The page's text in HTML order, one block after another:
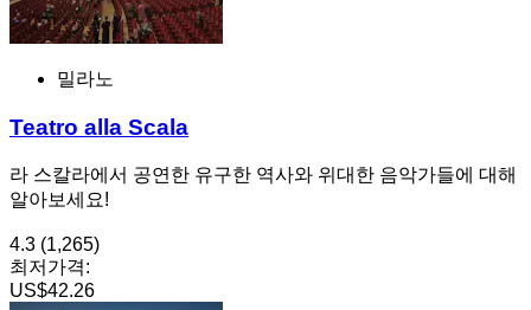
밀라노
Teatro alla Scala
라 스칼라에서 공연한 유구한 역사와 위대한 음악가들에 대해
알아보세요!
4.3 (1,265)
최저가격:
US$42.26